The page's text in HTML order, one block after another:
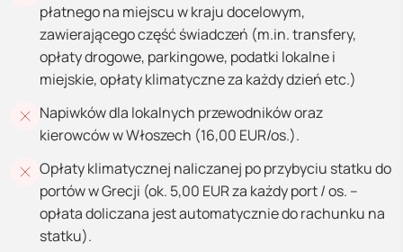
płatnego na miejscu w kraju docelowym,
zawierającego część świadczeń (m.in. transfery,
opłaty drogowe, parkingowe, podatki lokalne i
miejskie, opłaty klimatyczne za każdy dzień etc.)
Napiwków dla lokalnych przewodników oraz
kierowców w Włoszech (16,00 EUR/os.).
Opłaty klimatycznej naliczanej po przybyciu statku do
portów w Grecji (ok. 5,00 EUR za każdy port / os. –
opłata doliczana jest automatycznie do rachunku na
statku).